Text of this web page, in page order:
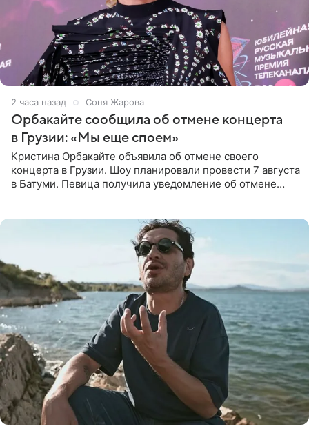
2 часа назад Соня Жарова
Орбакайте сообщила об отмене концерта
в Грузии: «Мы еще споем»
Кристина Орбакайте объявила об отмене своего
концерта в Грузии. Шоу планировали провести 7 августа
в Батуми. Певица получила уведомление об отмене